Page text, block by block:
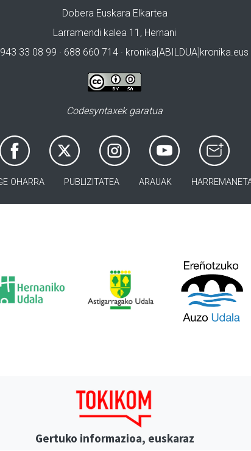
Dobera Euskara Elkartea
Larramendi kalea 11, Hernani
33 08 99 · 688 660 714 · kronika[ABILDUA]kronika.eus
Codesyntaxek garatua
OHARRA PUBLIZITATEA ARAUAK
Gertuko informazioa, euskaraz